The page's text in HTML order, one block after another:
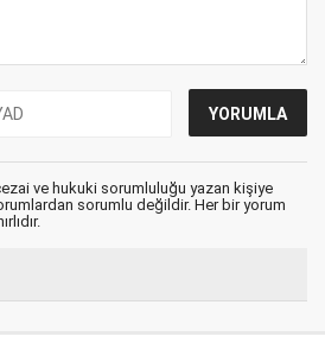
ve hukuki sorumluluğu yazan kişiye
sorumlu değildir. Her bir yorum